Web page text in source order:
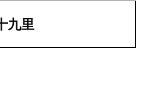
九里